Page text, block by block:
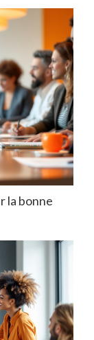
la bonne